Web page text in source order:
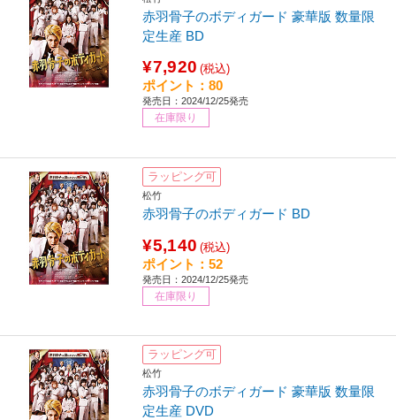
赤羽骨子のボディガード 豪華版 数量限
定生産 BD
¥7,920 (税込)
ポイント：80
発売日：2024/12/25発売
在庫限り
ラッピング可
松竹
赤羽骨子のボディガード BD
¥5,140 (税込)
ポイント：52
発売日：2024/12/25発売
在庫限り
ラッピング可
松竹
赤羽骨子のボディガード 豪華版 数量限
定生産 DVD